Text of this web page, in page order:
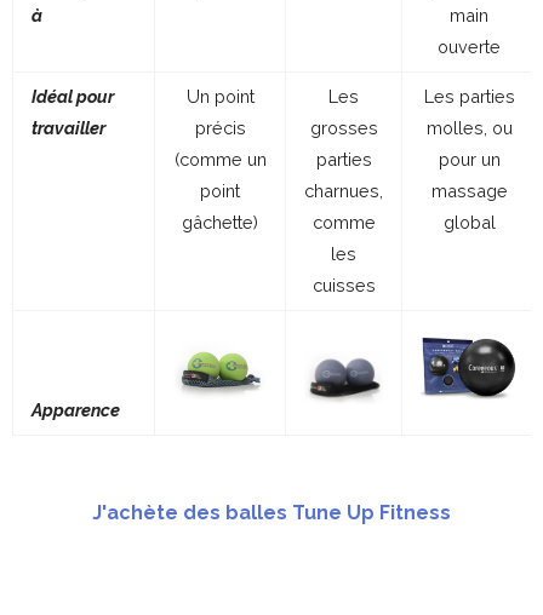
à
main
ouverte
Idéal pour
travailler
Un point
précis
(comme un
point
gâchette)
Les
grosses
parties
charnues,
comme
les
cuisses
Les parties
molles, ou
pour un
massage
global
Apparence
J'achète des balles Tune Up Fitness